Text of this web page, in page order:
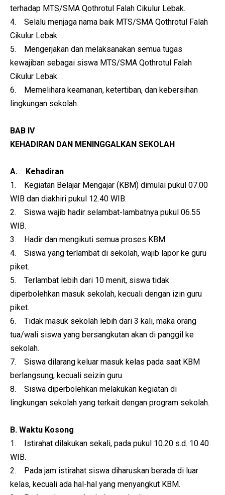
terhadap MTS/SMA Qothrotul Falah Cikulur Lebak.
4. Selalu menjaga nama baik MTS/SMA Qothrotul Falah
Cikulur Lebak.
5. Mengerjakan dan melaksanakan semua tugas
kewajiban sebagai siswa MTS/SMA Qothrotul Falah
Cikulur Lebak.
6. Memelihara keamanan, ketertiban, dan kebersihan
lingkungan sekolah.
BAB IV
KEHADIRAN DAN MENINGGALKAN SEKOLAH
A. Kehadiran
1. Kegiatan Belajar Mengajar (KBM) dimulai pukul 07.00
WIB dan diakhiri pukul 12.40 WIB.
2. Siswa wajib hadir selambat-lambatnya pukul 06.55
WIB.
3. Hadir dan mengikuti semua proses KBM.
4. Siswa yang terlambat di sekolah, wajib lapor ke guru
piket.
5. Terlambat lebih dari 10 menit, siswa tidak
diperbolehkan masuk sekolah, kecuali dengan izin guru
piket.
6. Tidak masuk sekolah lebih dari 3 kali, maka orang
tua/wali siswa yang bersangkutan akan di panggil ke
sekolah.
7. Siswa dilarang keluar masuk kelas pada saat KBM
berlangsung, kecuali seizin guru.
8. Siswa diperbolehkan melakukan kegiatan di
lingkungan sekolah yang terkait dengan program sekolah.
B. Waktu Kosong
1. Istirahat dilakukan sekali, pada pukul 10.20 s.d. 10.40
WIB.
2. Pada jam istirahat siswa diharuskan berada di luar
kelas, kecuali ada hal-hal yang menyangkut KBM.